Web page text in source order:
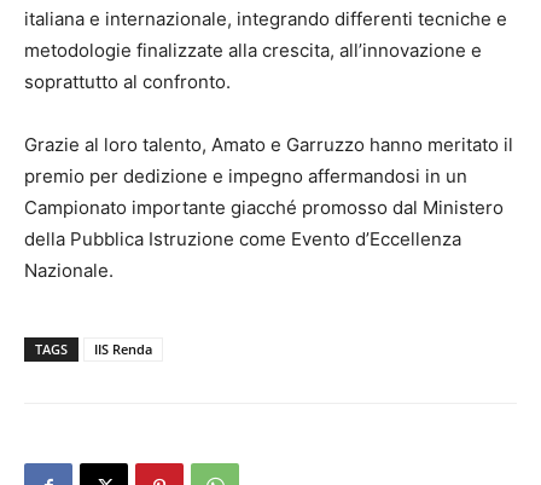
italiana e internazionale, integrando differenti tecniche e
metodologie finalizzate alla crescita, all’innovazione e
soprattutto al confronto.
Grazie al loro talento, Amato e Garruzzo hanno meritato il
premio per dedizione e impegno affermandosi in un
Campionato importante giacché promosso dal Ministero
della Pubblica Istruzione come Evento d’Eccellenza
Nazionale.
TAGS IIS Renda